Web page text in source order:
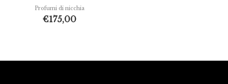
Profumi di nicchia
€175,00